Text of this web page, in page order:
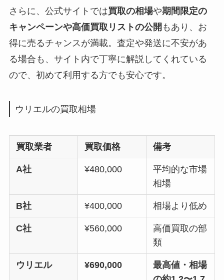
さらに、公式サイトでは買取の相場や期間限定の
キャンペーンや高価買取リストの公開 もあり、お
得に売るチャンスが満載。査定や発送に不安があ
る場合も、サイト内で丁寧に解説してくれている
ので、初めて利用する方でも安心です。
ウリエルの買取相場
買取業者 買取価格 備考
A社 ¥480,000
平均的な市場
相場
B社 ¥400,000 相場より低め
C社 ¥560,000
高価買取の部
類
ウリエル ¥690,000
最高値・相場